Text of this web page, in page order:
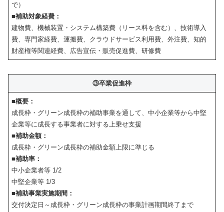
で）
■補助対象経費：
建物費、機械装置・システム構築費（リース料を含む）、技術導入
費、専門家経費、運搬費、クラウドサービス利用費、外注費、知的
財産権等関連経費、広告宣伝・販売促進費、研修費
③卒業促進枠
■概要：
成長枠・グリーン成長枠の補助事業を通して、中小企業等から中堅
企業等に成長する事業者に対する上乗せ支援
■補助金額：
成長枠・グリーン成長枠の補助金額上限に準じる
■補助率：
中小企業者等 1/2
中堅企業等 1/3
■補助事業実施期間：
交付決定日～成長枠・グリーン成長枠の事業計画期間終了まで